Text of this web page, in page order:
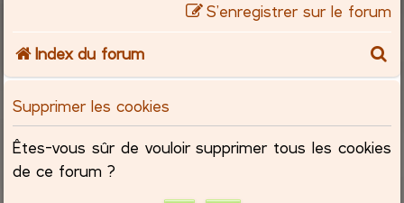
S’enregistrer sur le forum
Index du forum
c
Supprimer les cookies
Êtes-vous sûr de vouloir supprimer tous les cookies
de ce forum ?